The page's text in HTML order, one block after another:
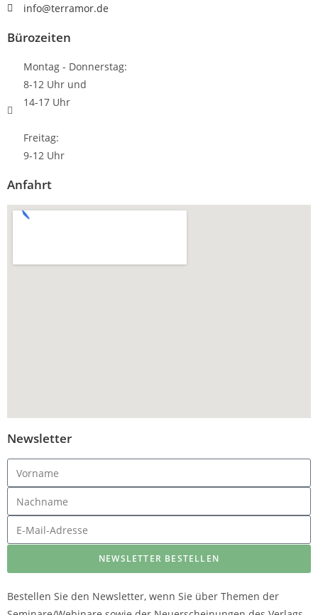
info@terramor.de
Bürozeiten
Montag - Donnerstag:
8-12 Uhr und
14-17 Uhr
Freitag:
9-12 Uhr
Anfahrt
Newsletter
NEWSLETTER BESTELLEN
Bestellen Sie den Newsletter, wenn Sie über Themen der